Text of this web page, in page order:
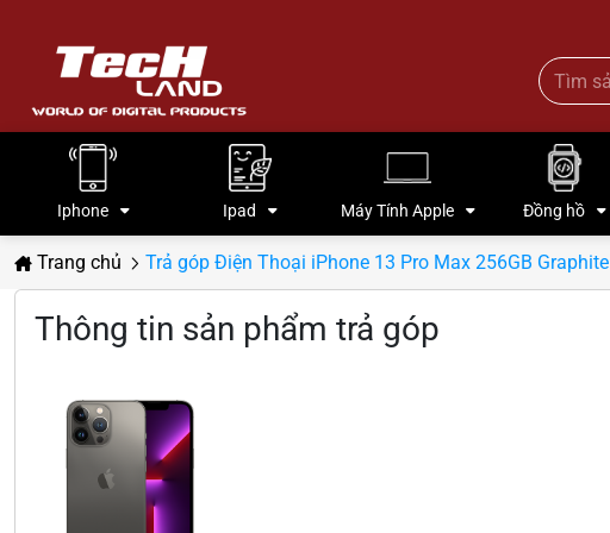
Iphone Ipad Máy Tính Apple Đồng hồ
Trang chủ Trả góp Điện Thoại iPhone 13 Pro Max 256GB Graphite
Thông tin sản phẩm trả góp